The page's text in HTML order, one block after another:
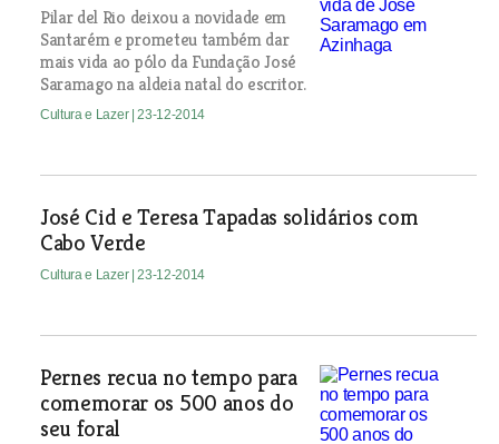
Pilar del Rio deixou a novidade em
Santarém e prometeu também dar
mais vida ao pólo da Fundação José
Saramago na aldeia natal do escritor.
Cultura e Lazer | 23-12-2014
José Cid e Teresa Tapadas solidários com
Cabo Verde
Cultura e Lazer | 23-12-2014
Pernes recua no tempo para
comemorar os 500 anos do
seu foral